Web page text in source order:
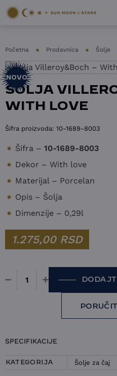
Početna Prodavnica Šolje
NOVO
ŠOLJA
WITH LOVE
Šifra proizvoda: 10-1689-8003
Šifra – 10-1689-8003
Dekor – With love
Materijal – Porcelan
Opis – Šolja
Dimenzije – 0,29l
1.275,00 RSD
Šolja Villeroy&Boch - With
SPECIFIKACIJE
KATEGORIJA Šolje za čaj